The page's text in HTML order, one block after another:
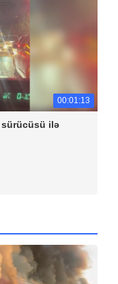
00:01:13
sürücüsü ilə